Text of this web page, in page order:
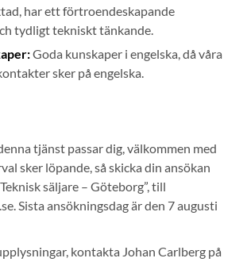
har ett förtroendeskapande
tydligt tekniskt tänkande.
Goda kunskaper i engelska, då våra
sker på engelska.
tjänst passar dig, välkommen med
sker löpande, så skicka din ansökan
säljare – Göteborg”, till
Sista ansökningsdag är den 7 augusti
kontakta Johan Carlberg på